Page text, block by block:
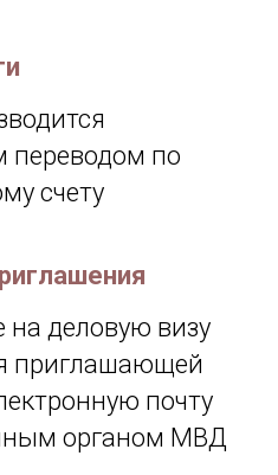
переводом по
счету
на деловую визу
приглашающей
почту
органом МВД